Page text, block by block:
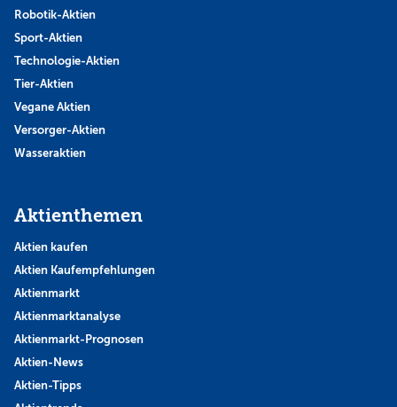
Robotik-Aktien
Sport-Aktien
Technologie-Aktien
Tier-Aktien
Vegane Aktien
Versorger-Aktien
Wasseraktien
Aktienthemen
Aktien kaufen
Aktien Kaufempfehlungen
Aktienmarkt
Aktienmarktanalyse
Aktienmarkt-Prognosen
Aktien-News
Aktien-Tipps